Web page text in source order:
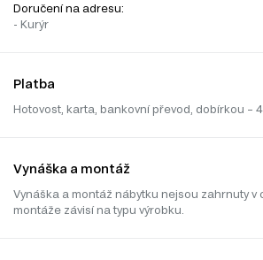
Doručení na adresu:
- Kurýr
Platba
Hotovost, karta, bankovní převod, dobírkou –
Vynáška a montáž
Vynáška a montáž nábytku nejsou zahrnuty v
montáže závisí na typu výrobku.